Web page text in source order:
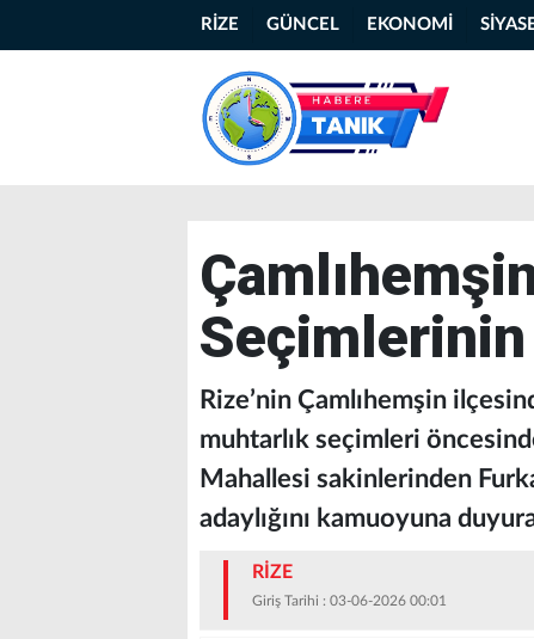
RİZE GÜNCEL EKONOMİ
Rize’nin Çamlıhemşin
muhtarlık seçimleri
Mahallesi sakinlerinden
adaylığını kamuoyuna
RİZE
Giriş Tarihi : 03-06-2026 00:01